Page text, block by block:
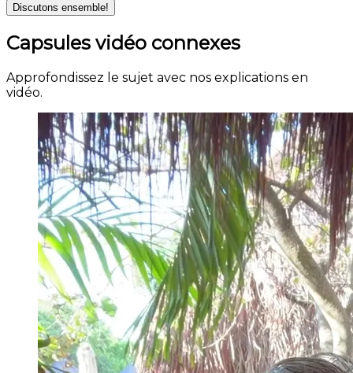
Discutons ensemble!
Capsules vidéo connexes
Approfondissez le sujet avec nos explications en
vidéo.